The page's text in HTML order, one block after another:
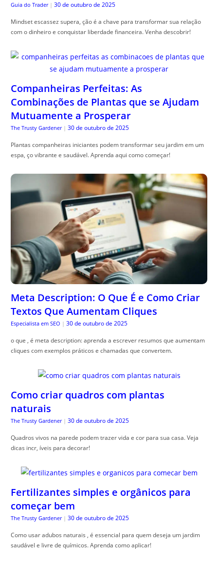
Guia do Trader | 30 de outubro de 2025
Mindset escassez supera, ção é a chave para transformar sua relação
com o dinheiro e conquistar liberdade financeira. Venha descobrir!
Companheiras Perfeitas: As
Combinações de Plantas que se Ajudam
Mutuamente a Prosperar
The Trusty Gardener | 30 de outubro de 2025
Plantas companheiras iniciantes podem transformar seu jardim em um
espa, ço vibrante e saudável. Aprenda aqui como começar!
Meta Description: O Que É e Como Criar
Textos Que Aumentam Cliques
Especialista em SEO | 30 de outubro de 2025
o que , é meta description: aprenda a escrever resumos que aumentam
cliques com exemplos práticos e chamadas que convertem.
Como criar quadros com plantas
naturais
The Trusty Gardener | 30 de outubro de 2025
Quadros vivos na parede podem trazer vida e cor para sua casa. Veja
dicas incr, íveis para decorar!
Fertilizantes simples e orgânicos para
começar bem
The Trusty Gardener | 30 de outubro de 2025
Como usar adubos naturais , é essencial para quem deseja um jardim
saudável e livre de químicos. Aprenda como aplicar!